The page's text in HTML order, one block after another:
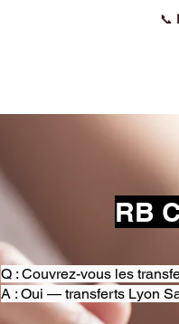
📞
RB
Q : Couvrez-vous les
A : Oui — transferts Lyon